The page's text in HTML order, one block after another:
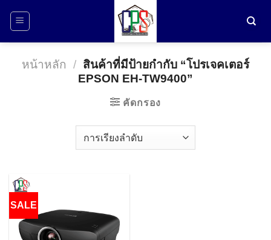
หน้าหลัก / สินค้าที่มีป้ายกำกับ “โปรเจคเตอร์
EPSON EH-TW9400”
คัดกรอง
SALE